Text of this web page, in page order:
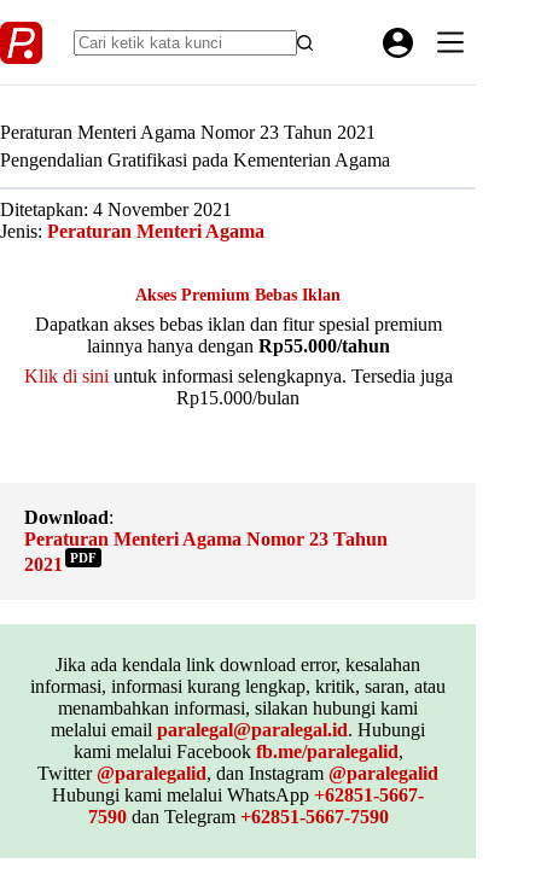
to
content
Peraturan Menteri Agama Nomor 23 Tahun 2021
Pengendalian Gratifikasi pada Kementerian Agama
Ditetapkan: 4 November 2021
Jenis: Peraturan Menteri Agama
Akses Premium Bebas Iklan
Dapatkan akses bebas iklan dan fitur spesial premium
lainnya hanya dengan Rp55.000/tahun
Klik di sini untuk informasi selengkapnya. Tersedia juga
Rp15.000/bulan
Download:
Peraturan Menteri Agama Nomor 23 Tahun
2021
PDF
Jika ada kendala link download error, kesalahan
informasi, informasi kurang lengkap, kritik, saran, atau
menambahkan informasi, silakan hubungi kami
melalui emailparalegal@paralegal.id. Hubungi
kami melalui Facebook fb.me/paralegalid,
Twitter@paralegalid, dan Instagram@paralegalid
Hubungi kami melalui WhatsApp+62851-5667-
7590dan Telegram +62851-5667-7590